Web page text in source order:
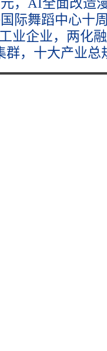
际舞蹈中心十
业企业，两化
群，十大产业总